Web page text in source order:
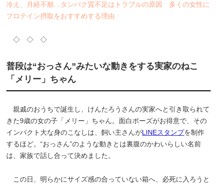
冷え、月経不順…タンパク質不足はトラブルの原因 多くの女性に
プロテイン摂取をおすすめする理由
◇ ◇ ◇
普段は“おっさん”みたいな動きをする実家のねこ
「メリー」ちゃん
親戚のおうちで誕生し、けんたろうさんの実家へと引き取られて
きた9歳の女の子「メリー」ちゃん。面白ポーズがお得意で、その
インパクト大な身のこなしは、飼い主さんがLINEスタンプを制作
するほど。“おっさん”のような動きとは裏腹のかわいらしい名前
は、家族で話し合って決めました。
この日、明らかにサイズ感の合っていない箱へ、必死に入ろうと